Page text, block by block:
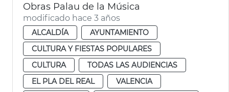
Obras Palau de la Música
modificado hace 3 años
ALCALDÍA
AYUNTAMIENTO
CULTURA Y FIESTAS POPULARES
CULTURA
TODAS LAS AUDIENCIAS
EL PLA DEL REAL
VALENCIA